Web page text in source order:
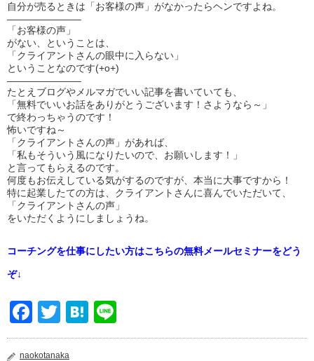
自分が売るときは「お客様の声」がなかったらヘンですよね。
———————–
「お客様の声」
がない、ということは、
「クライアントさんの眼中に入らない」
ということなのです(+o+)
———————–
たとえブログやメルマガでいい記事を書いていても、
「無料でいいお話をありがとうございます！さようなら～」
で終わっちゃうのです！
怖いですね～
「クライアントさんの声」があれば、
「私もそういう風になりたいので、お願いします！」
と言ってもらえるのです。
何度もお伝えしている気がするのですが、本当に大事ですから！
特に起業したての方は、クライアントさんに喜んでいただいて、
「クライアントさんの声」
をいただくようにしましょうね。
コーチングを仕事にしたい方はこちらの無料メールセミナーをどう
ぞ↓
Facebook
TwitterHatena
naokotanaka